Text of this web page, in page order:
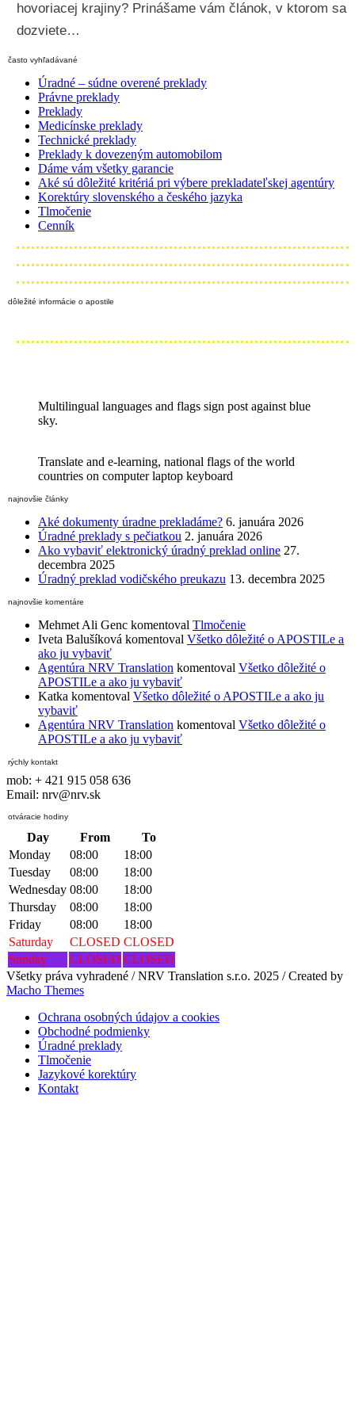
hovoriacej krajiny? Prinášame vám článok, v ktorom sa
dozviete…
často vyhľadávané
Úradné – súdne overené preklady
Právne preklady
Preklady
Medicínske preklady
Technické preklady
Preklady k dovezeným automobilom
Dáme vám všetky garancie
Aké sú dôležité kritériá pri výbere prekladateľskej agentúry
Korektúry slovenského a českého jazyka
Tlmočenie
Cenník
dôležité informácie o apostile
Multilingual languages and flags sign post against blue
sky.
Translate and e-learning, national flags of the world
countries on computer laptop keyboard
najnovšie články
Aké dokumenty úradne prekladáme? 6. januára 2026
Úradné preklady s pečiatkou 2. januára 2026
Ako vybaviť elektronický úradný preklad online 27.
decembra 2025
Úradný preklad vodičského preukazu 13. decembra 2025
najnovšie komentáre
Mehmet Ali Genc komentoval Tlmočenie
Iveta Balušíková komentoval Všetko dôležité o APOSTILe a
ako ju vybaviť
Agentúra NRV Translation komentoval Všetko dôležité o
APOSTILe a ako ju vybaviť
Katka komentoval Všetko dôležité o APOSTILe a ako ju
vybaviť
Agentúra NRV Translation komentoval Všetko dôležité o
APOSTILe a ako ju vybaviť
rýchly kontakt
mob: + 421 915 058 636
Email: nrv@nrv.sk
otváracie hodiny
Day From
To
Monday
08:00
18:00
Tuesday
08:00
18:00
Wednesday 08:00
18:00
Thursday
08:00
18:00
Friday
08:00
18:00
Saturday
CLOSED CLOSED
Sunday
CLOSED CLOSED
Všetky práva vyhradené / NRV Translation s.r.o. 2025 / Created by
Macho Themes
Ochrana osobných údajov a cookies
Obchodné podmienky
Úradné preklady
Tlmočenie
Jazykové korektúry
Kontakt